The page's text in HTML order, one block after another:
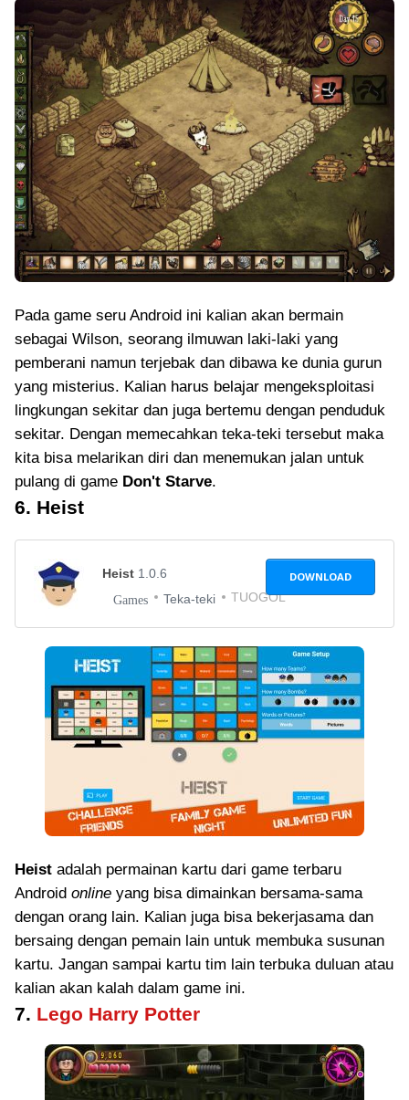
Pada game seru Android ini kalian akan bermain
sebagai Wilson, seorang ilmuwan laki-laki yang
pemberani namun terjebak dan dibawa ke dunia gurun
yang misterius. Kalian harus belajar mengeksploitasi
lingkungan sekitar dan juga bertemu dengan penduduk
sekitar. Dengan memecahkan teka-teki tersebut maka
kita bisa melarikan diri dan menemukan jalan untuk
pulang di game Don't Starve.
6. Heist
Heist 1.0.6
Games Teka-teki TUOGOL
DOWNLOAD
Heist adalah permainan kartu dari game terbaru
Android online yang bisa dimainkan bersama-sama
dengan orang lain. Kalian juga bisa bekerjasama dan
bersaing dengan pemain lain untuk membuka susunan
kartu. Jangan sampai kartu tim lain terbuka duluan atau
kalian akan kalah dalam game ini.
7. Lego Harry Potter